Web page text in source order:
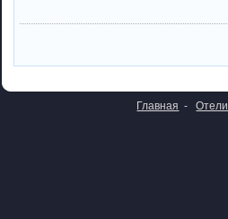
Главная - Отели